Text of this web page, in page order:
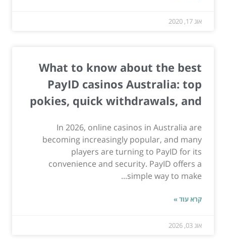
אוג 17, 2020
What to know about the best
PayID casinos Australia: top
pokies, quick withdrawals, and
In 2026, online casinos in Australia are
becoming increasingly popular, and many
players are turning to PayID for its
convenience and security. PayID offers a
simple way to make...
קרא עוד »
אוג 03, 2026